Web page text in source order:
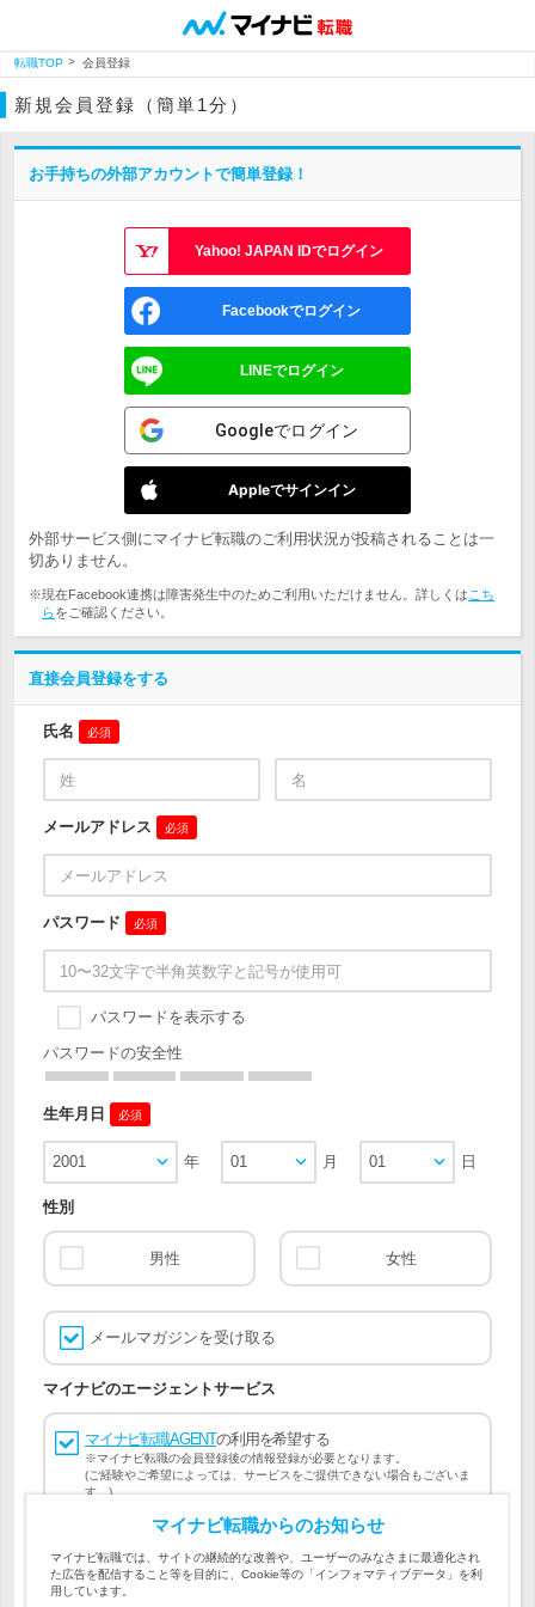
転職TOP 会員登録
新規会員登録（簡単1分）
お手持ちの外部アカウントで簡単登録！
Yahoo! JAPAN IDでログイン
Facebookでログイン
LINEでログイン
Googleでログイン
Appleでサインイン
外部サービス側にマイナビ転職のご利用状況が投稿されることは一
切ありません。
※現在Facebook連携は障害発生中のためご利用いただけません。詳しくは こち
らをご確認ください。
直接会員登録をする
氏名 必須
メールアドレス 必須
パスワード 必須
パスワードを表示する
パスワードの安全性
生年月日 必須
2001 年 01 月 01 日
性別
男性 女性
メールマガジンを受け取る
マイナビのエージェントサービス
マイナビ転職AGENTの利用を希望する
※マイナビ転職の会員登録後の情報登録が必要となります。
(ご経験やご希望によっては、サービスをご提供できない場合もございま
す。)
会員登録には マイナビ転職 会員規約
マイナビ転職AGENT
会員規約、マイナビ転職AGENT 個人情報の取り扱い および
個人情報の取り扱い
マイナビ転職からのお知らせ
マイナビ転職では、サイトの継続的な改善や、ユーザーのみなさまに最適化され
た広告を配信すること等を目的に、Cookie等の「インフォマティブデータ」を利
用しています。